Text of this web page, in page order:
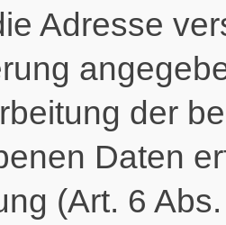
Adresse
der
Daten
(Art. 6